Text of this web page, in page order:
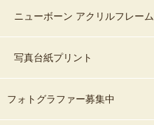
ニューボーン アクリルフレーム
写真台紙プリント
フォトグラファー募集中